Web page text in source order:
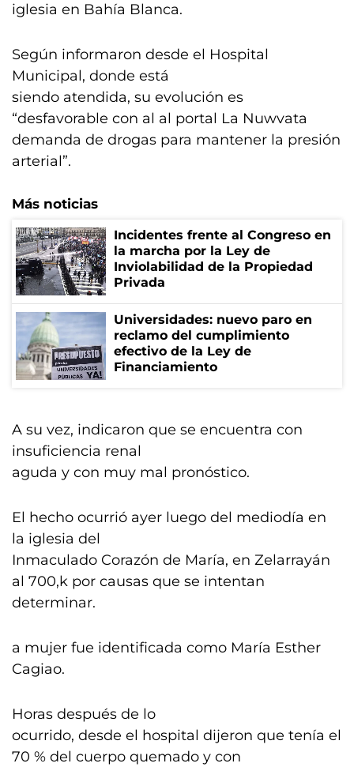
iglesia en Bahía Blanca.
Según informaron desde el Hospital
Municipal, donde está
siendo atendida, su evolución es
“desfavorable con al al portal La Nuwvata
demanda de drogas para mantener la presión
arterial”.
Más noticias
Incidentes frente al Congreso en
la marcha por la Ley de
Inviolabilidad de la Propiedad
Privada
Universidades: nuevo paro en
reclamo del cumplimiento
efectivo de la Ley de
Financiamiento
A su vez, indicaron que se encuentra con
insuficiencia renal
aguda y con muy mal pronóstico.
El hecho ocurrió ayer luego del mediodía en
la iglesia del
Inmaculado Corazón de María, en Zelarrayán
al 700,k por causas que se intentan
determinar.
a mujer fue identificada como María Esther
Cagiao.
Horas después de lo
ocurrido, desde el hospital dijeron que tenía el
70 % del cuerpo quemado y con